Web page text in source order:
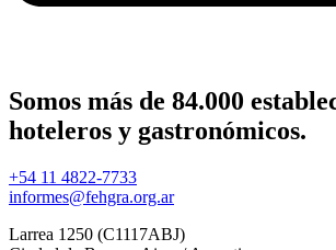
Somos más de 84.000
hoteleros y gastronómicos.
+54 11 4822-7733
informes@fehgra.org.ar
Larrea 1250 (C1117ABJ)